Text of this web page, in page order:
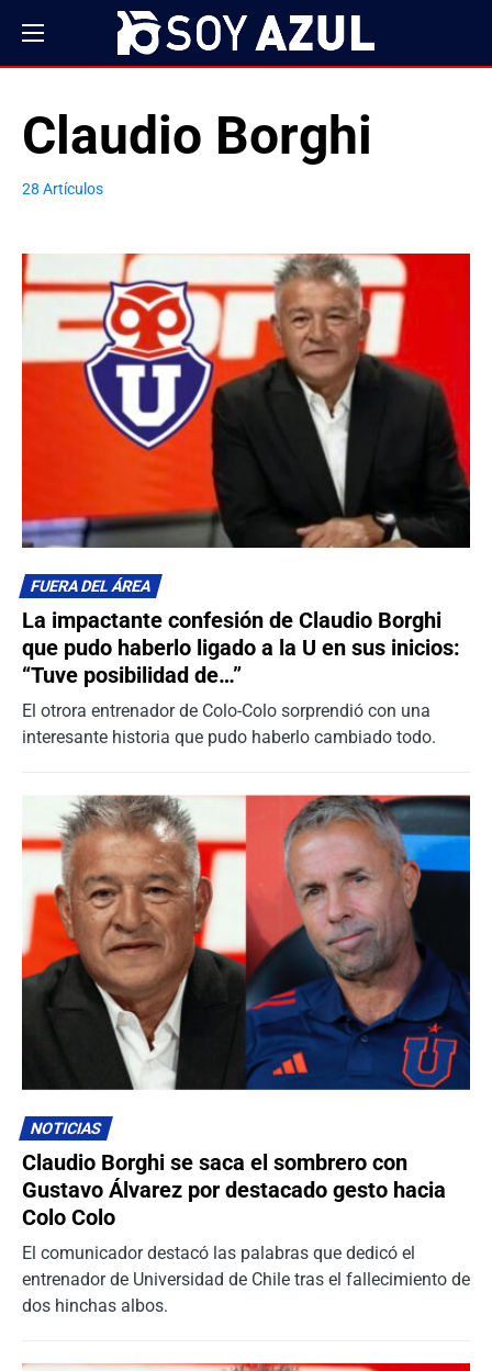
Claudio Borghi
28 Artículos
FUERA DEL ÁREA
La impactante confesión de Claudio Borghi
que pudo haberlo ligado a la U en sus inicios:
“Tuve posibilidad de…”
El otrora entrenador de Colo-Colo sorprendió con una
interesante historia que pudo haberlo cambiado todo.
NOTICIAS
Claudio Borghi se saca el sombrero con
Gustavo Álvarez por destacado gesto hacia
Colo Colo
El comunicador destacó las palabras que dedicó el
entrenador de Universidad de Chile tras el fallecimiento de
dos hinchas albos.